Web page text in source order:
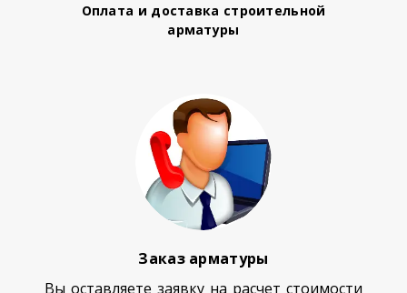
Оплата и доставка строительной
арматуры
Заказ арматуры
Вы оставляете заявку на расчет стоимости